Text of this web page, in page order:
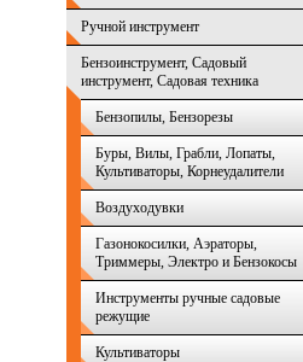
Ручной инструмент
Бензоинструмент, Садовый
инструмент, Садовая техника
Бензопилы, Бензорезы
Буры, Вилы, Грабли, Лопаты,
Культиваторы, Корнеудалители
Воздуходувки
Газонокосилки, Аэраторы,
Триммеры, Электро и Бензокосы
Инструменты ручные садовые
режущие
Культиваторы